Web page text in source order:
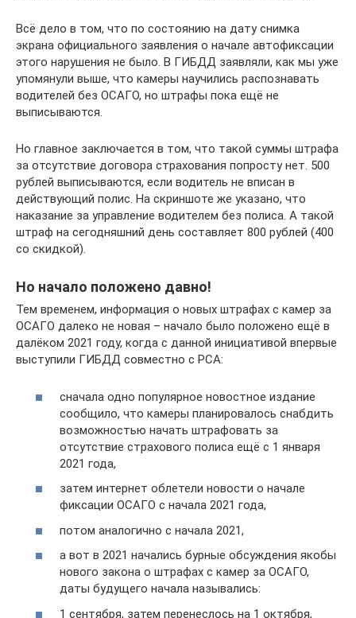
Всё дело в том, что по состоянию на дату снимка
экрана официального заявления о начале автофиксации
этого нарушения не было. В ГИБДД заявляли, как мы уже
упомянули выше, что камеры научились распознавать
водителей без ОСАГО, но штрафы пока ещё не
выписываются.
Но главное заключается в том, что такой суммы штрафа
за отсутствие договора страхования попросту нет. 500
рублей выписываются, если водитель не вписан в
действующий полис. На скриншоте же указано, что
наказание за управление водителем без полиса. А такой
штраф на сегодняшний день составляет 800 рублей (400
со скидкой).
Но начало положено давно!
Тем временем, информация о новых штрафах с камер за
ОСАГО далеко не новая – начало было положено ещё в
далёком 2021 году, когда с данной инициативой впервые
выступили ГИБДД совместно с РСА:
сначала одно популярное новостное издание
сообщило, что камеры планировалось снабдить
возможностью начать штрафовать за
отсутствие страхового полиса ещё с 1 января
2021 года,
затем интернет облетели новости о начале
фиксации ОСАГО с начала 2021 года,
потом аналогично с начала 2021,
а вот в 2021 начались бурные обсуждения якобы
нового закона о штрафах с камер за ОСАГО,
даты будущего начала назывались:
1 сентября, затем перенеслось на 1 октября,